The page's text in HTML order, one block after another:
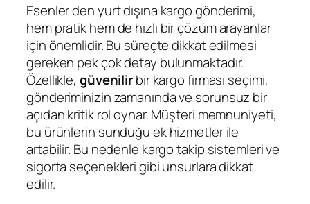
Esenler den yurt dışına kargo gönderimi,
hem pratik hem de hızlı bir çözüm arayanlar
için önemlidir. Bu süreçte dikkat edilmesi
gereken pek çok detay bulunmaktadır.
Özellikle, güvenilirbir kargo firması seçimi,
gönderiminizin zamanında ve sorunsuz bir
açıdan kritik rol oynar. Müşteri memnuniyeti,
bu ürünlerin sunduğu ek hizmetler ile
artabilir. Bu nedenle kargo takip sistemleri ve
sigorta seçenekleri gibi unsurlara dikkat
edilir.